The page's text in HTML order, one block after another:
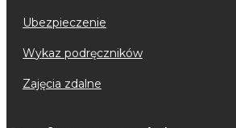
ubezpieczenie
wykaz podręczników
zajęcia zdalne